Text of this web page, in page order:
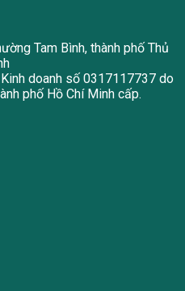
Tam Bình, thành phố Thủ
doanh số 0317117737 do
phố Hồ Chí Minh cấp.